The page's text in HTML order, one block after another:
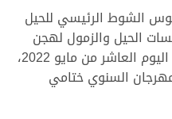
الشوط الرئيسي للحيل
الحيل والزمول لهجن
أبناء القبائل، والتي أقيمت صباح اليوم العاشر من مايو 2022،
السنوي ختامي